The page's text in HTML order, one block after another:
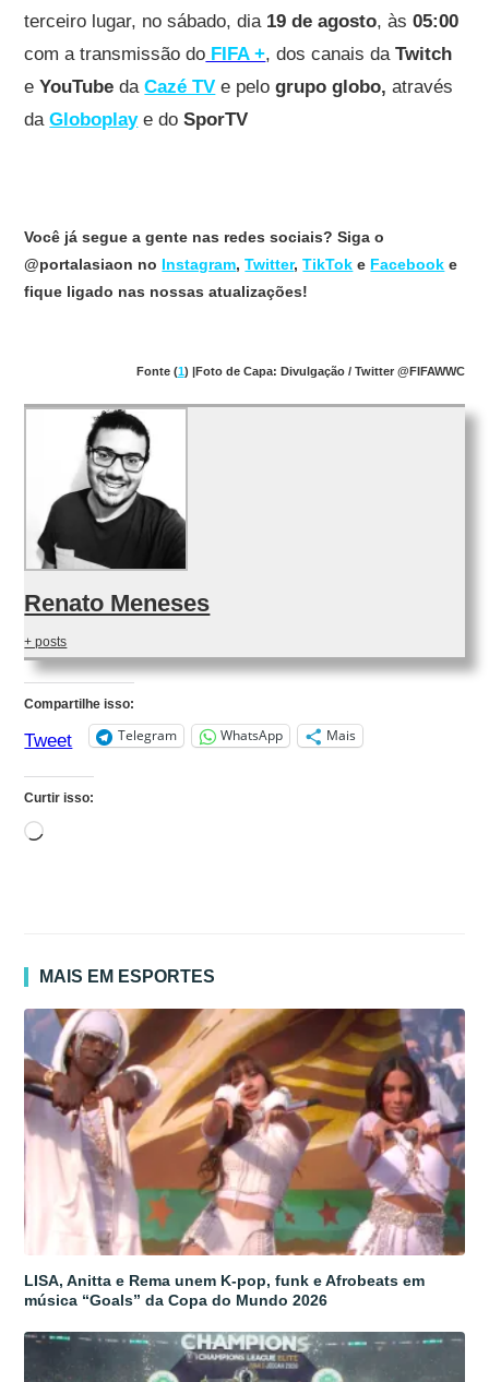
terceiro lugar, no sábado, dia 19 de agosto, às05:00
com a transmissão do FIFA +, dos canais daTwitch
eYouTubedaCazé TV e pelo grupo globo,através
daGloboplay e doSporTV
Você já segue a gente nas redes sociais? Siga o
@portalasiaon no Instagram,Twitter, TikTok e Facebook e
fique ligado nas nossas atualizações!
Fonte (1) |Foto de Capa: Divulgação / Twitter @FIFAWWC
Renato Meneses
+ posts
Compartilhe isso:
Tweet Telegram WhatsApp Mais
Curtir isso:
Carregando...
MAIS EM ESPORTES
LISA, Anitta e Rema unem K-pop, funk e Afrobeats em
música “Goals” da Copa do Mundo 2026